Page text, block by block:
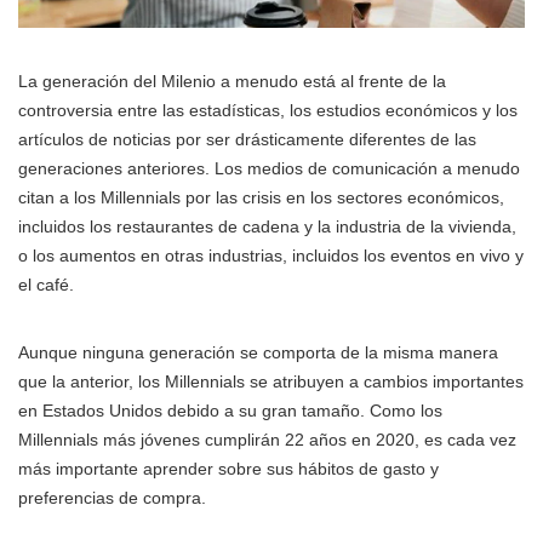
La generación del Milenio a menudo está al frente de la
controversia entre las estadísticas, los estudios económicos y los
artículos de noticias por ser drásticamente diferentes de las
generaciones anteriores. Los medios de comunicación a menudo
citan a los Millennials por las crisis en los sectores económicos,
incluidos los restaurantes de cadena y la industria de la vivienda,
o los aumentos en otras industrias, incluidos los eventos en vivo y
el café.
Aunque ninguna generación se comporta de la misma manera
que la anterior, los Millennials se atribuyen a cambios importantes
en Estados Unidos debido a su gran tamaño. Como los
Millennials más jóvenes cumplirán 22 años en 2020, es cada vez
más importante aprender sobre sus hábitos de gasto y
preferencias de compra.